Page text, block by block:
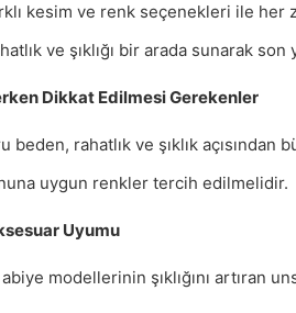
kesim ve renk seçenekleri ile her
ve şıklığı bir arada sunarak
Dikkat Edilmesi Gerekenler
beden, rahatlık ve şıklık açısından
uygun renkler tercih edilmelidir.
Uyumu
modellerinin şıklığını artıran